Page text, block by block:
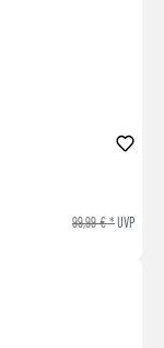
99,99 € *UVP